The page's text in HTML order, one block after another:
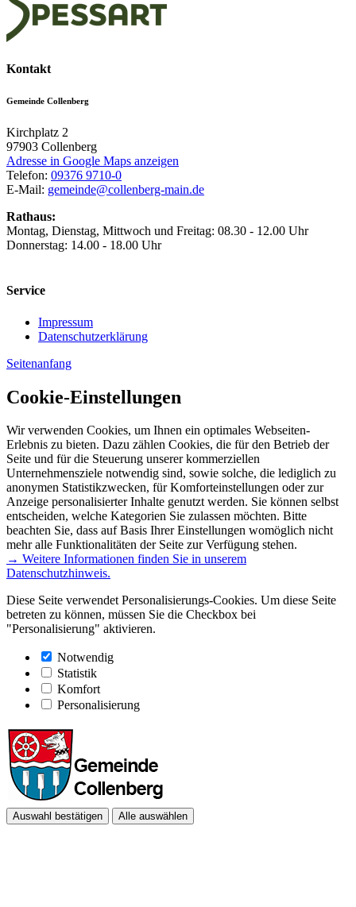
Kontakt
Gemeinde Collenberg
Kirchplatz 2
97903 Collenberg
Adresse in Google Maps anzeigen
Telefon: 09376 9710-0
E-Mail: gemeinde@collenberg-main.de
Rathaus:
Montag, Dienstag, Mittwoch und Freitag: 08.30 - 12.00 Uhr
Donnerstag: 14.00 - 18.00 Uhr
Service
Impressum
Datenschutzerklärung
Seitenanfang
Cookie-Einstellungen
Wir verwenden Cookies, um Ihnen ein optimales Webseiten-
Erlebnis zu bieten. Dazu zählen Cookies, die für den Betrieb der
Seite und für die Steuerung unserer kommerziellen
Unternehmensziele notwendig sind, sowie solche, die lediglich zu
anonymen Statistikzwecken, für Komforteinstellungen oder zur
Anzeige personalisierter Inhalte genutzt werden. Sie können selbst
entscheiden, welche Kategorien Sie zulassen möchten. Bitte
beachten Sie, dass auf Basis Ihrer Einstellungen womöglich nicht
mehr alle Funktionalitäten der Seite zur Verfügung stehen.
→ Weitere Informationen finden Sie in unserem
Datenschutzhinweis.
Diese Seite verwendet Personalisierungs-Cookies. Um diese Seite
betreten zu können, müssen Sie die Checkbox bei
"Personalisierung" aktivieren.
Notwendig
Statistik
Komfort
Personalisierung
Auswahl bestätigen Alle auswählen